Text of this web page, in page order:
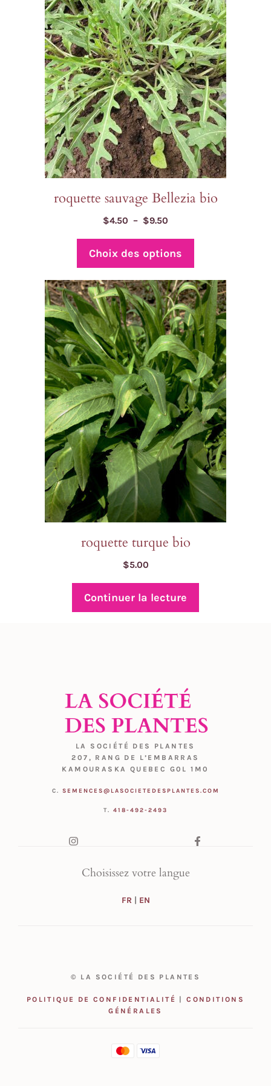
roquette sauvage Bellezia bio
$4.50 – $9.50
prix :
à
$9.50
Choix des options
variations.
options
peuvent
choisies
produit
roquette turque bio
$5.00
Continuer la lecture
LA SOCIÉTÉ DES PLANTES
207, RANG DE L’EMBARRAS
KAMOURASKA QUEBEC G0L 1M0
C. SEMENCES@LASOCIETEDESPLANTES.COM
T. 418-492-2493
Choisissez votre langue
FR | EN
© LA SOCIÉTÉ DES PLANTES
POLITIQUE DE CONFIDENTIALITÉ |CONDITIONS
GÉNÉRALES